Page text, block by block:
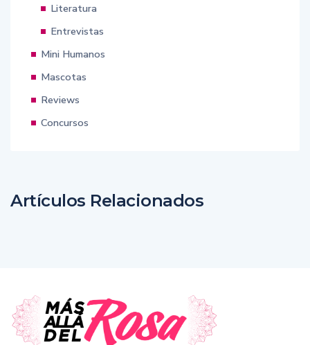
Literatura
Entrevistas
Mini Humanos
Mascotas
Reviews
Concursos
Artículos Relacionados